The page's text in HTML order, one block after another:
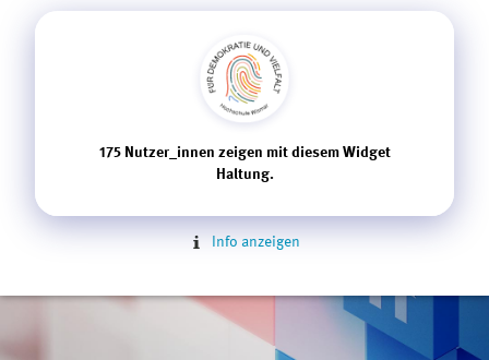
175 Nutzer_innen zeigen mit diesem Widget
Haltung.
Info anzeigen